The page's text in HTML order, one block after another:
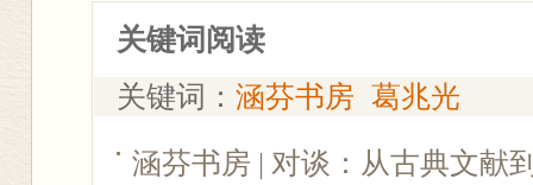
关键词阅读
关键词： 涵芬书房 葛兆光
涵芬书房 | 对谈：从古典文献